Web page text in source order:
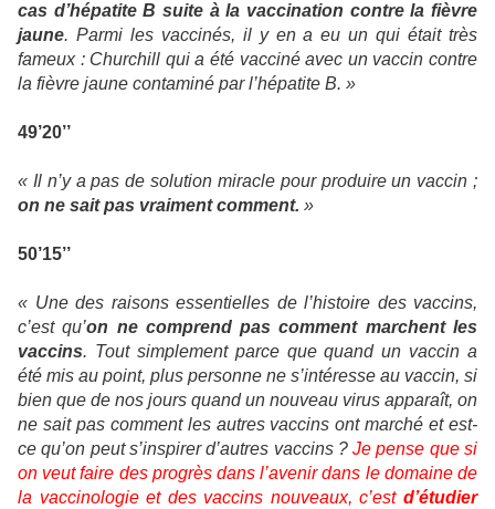
cas d’hépatite B suite à la vaccination contre la fièvre
jaune. Parmi les vaccinés, il y en a eu un qui était très
fameux : Churchill qui a été vacciné avec un vaccin contre
la fièvre jaune contaminé par l’hépatite B. »
49’20’’
« Il n’y a pas de solution miracle pour produire un vaccin ;
on ne sait pas vraiment comment. »
50’15’’
« Une des raisons essentielles de l’histoire des vaccins,
c’est qu’on ne comprend pas comment marchent les
vaccins. Tout simplement parce que quand un vaccin a
été mis au point, plus personne ne s’intéresse au vaccin, si
bien que de nos jours quand un nouveau virus apparaît, on
ne sait pas comment les autres vaccins ont marché et est-
ce qu’on peut s’inspirer d’autres vaccins ?Je pense que si
on veut faire des progrès dans l’avenir dans le domaine de
la vaccinologie et des vaccins nouveaux, c’est d’étudier